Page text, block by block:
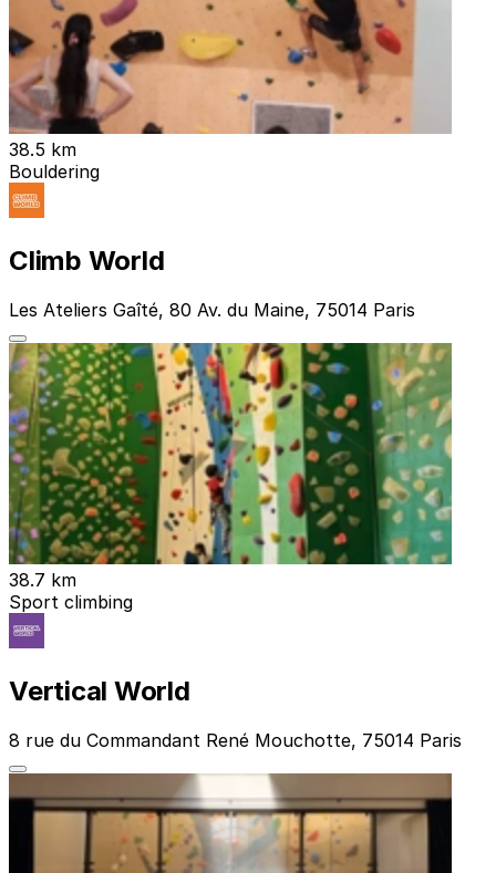
38.5 km
Bouldering
Climb World
Les Ateliers Gaîté, 80 Av. du Maine, 75014 Paris
38.7 km
Sport climbing
Vertical World
8 rue du Commandant René Mouchotte, 75014 Paris